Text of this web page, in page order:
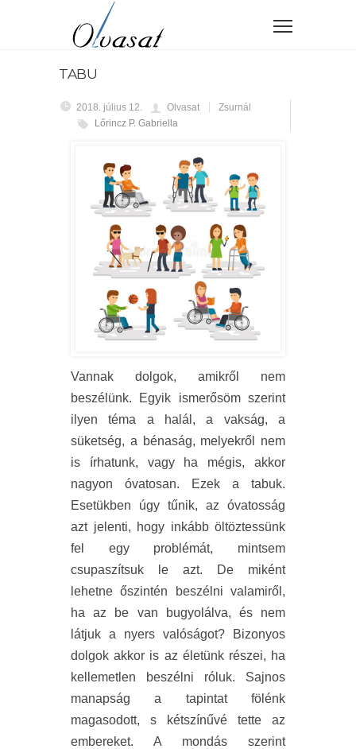
TABU
2018. július 12. Olvasat
Zsurnál
Lőrincz P. Gabriella
Vannak dolgok, amikről nem
beszélünk. Egyik ismerősöm szerint
ilyen téma a halál, a vakság, a
süketség, a bénaság, melyekről nem
is írhatunk, vagy ha mégis, akkor
nagyon óvatosan. Ezek a tabuk.
Esetükben úgy tűnik, az óvatosság
azt jelenti, hogy inkább öltöztessünk
fel egy problémát, mintsem
csupaszítsuk le azt. De miként
lehetne őszintén beszélni valamiről,
ha az be van bugyolálva, és nem
látjuk a nyers valóságot? Bizonyos
dolgok akkor is az életünk részei, ha
kellemetlen beszélni róluk. Sajnos
manapság a tapintat fölénk
magasodott, s kétszínűvé tette az
embereket. A mondás szerint